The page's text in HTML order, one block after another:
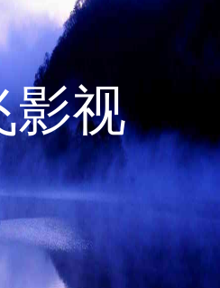
影视